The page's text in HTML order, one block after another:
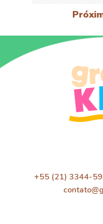
+55 (21) 3344-